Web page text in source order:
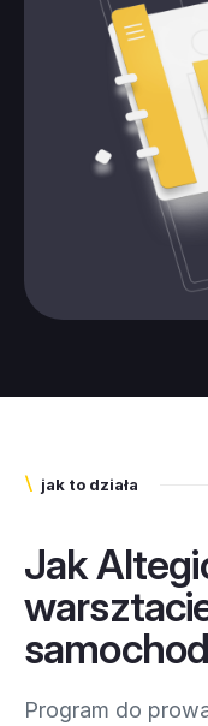
\ jak to działa
Jak
Program do